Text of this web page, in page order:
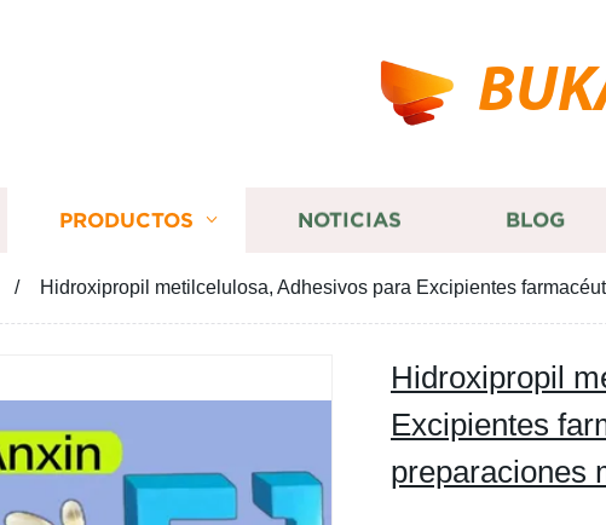
PRODUCTOS NOTICIAS BLOG
Hidroxipropil metilcelulosa, Adhesivos para Excipientes
Hidroxipropil
Excipientes
preparaciones